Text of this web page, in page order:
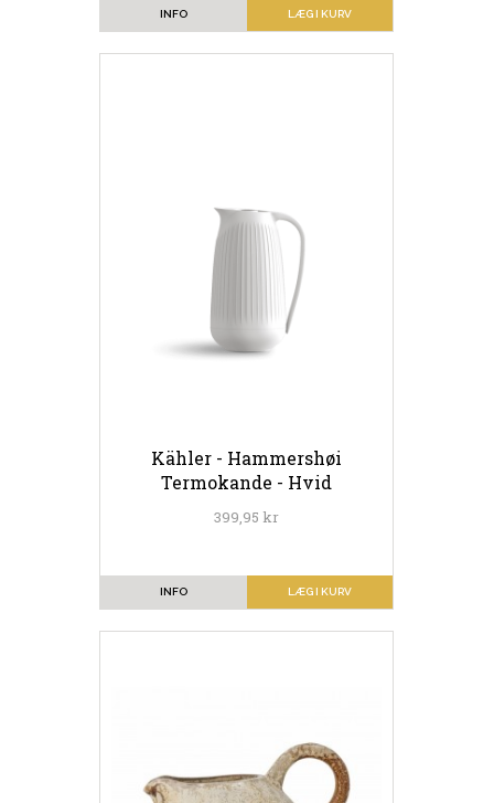
LÆG I KURV
INFO
Kähler - Hammershøi
Termokande - Hvid
399,95 kr
LÆG I KURV
INFO